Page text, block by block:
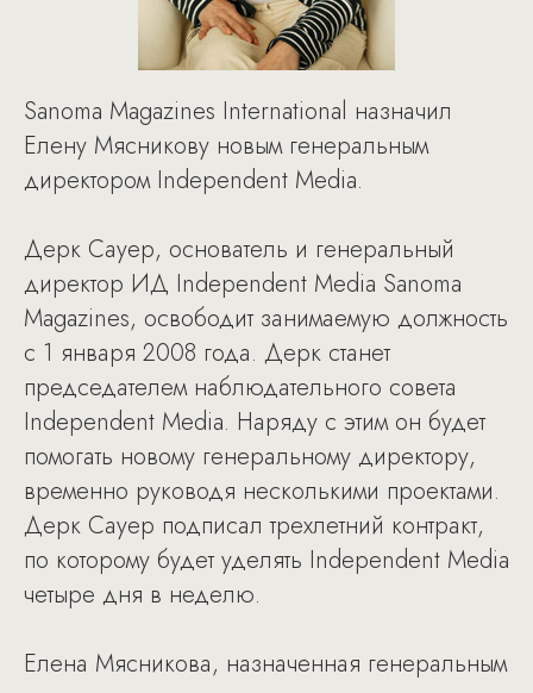
Sanoma Magazines International назначил
Елену Мясникову новым генеральным
директором Independent Media.
Дерк Сауер, основатель и генеральный
директор ИД Independent Media Sanoma
Magazines, освободит занимаемую должность
с 1 января 2008 года. Дерк станет
председателем наблюдательного совета
Independent Media. Наряду с этим он будет
помогать новому генеральному директору,
временно руководя несколькими проектами.
Дерк Сауер подписал трехлетний контракт,
по которому будет уделять Independent Media
четыре дня в неделю.
Елена Мясникова, назначенная генеральным